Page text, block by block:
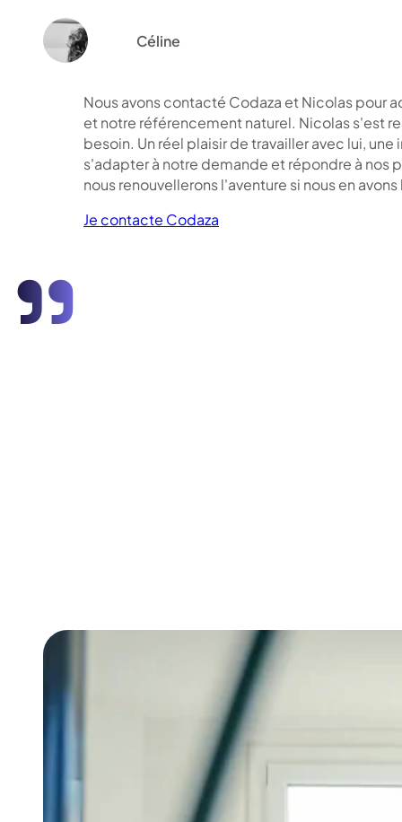
Céline
"
Nous avons contacté Codaza et Nicolas pour
et notre référencement naturel. Nicolas s'est
besoin. Un réel plaisir de travailler avec lui,
s'adapter à notre demande et répondre à nos
nous renouvellerons l'aventure si nous en
Je contacte Codaza